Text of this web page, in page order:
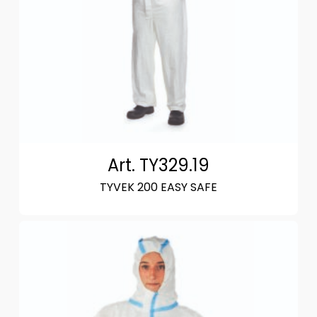
Art. TY329.19
TYVEK 200 EASY SAFE